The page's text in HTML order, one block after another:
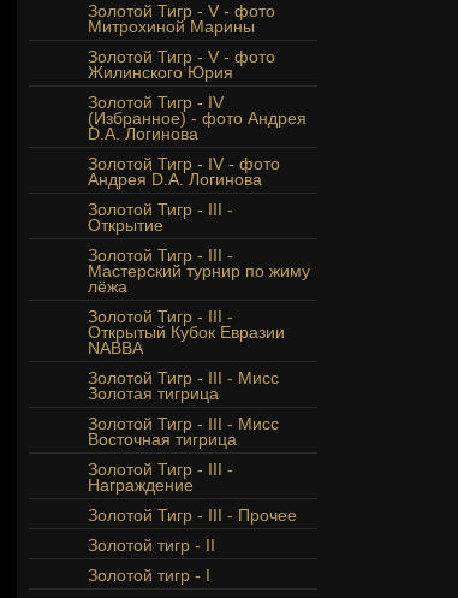
Золотой Тигр - V - фото
Митрохиной Марины
Золотой Тигр - V - фото
Жилинского Юрия
Золотой Тигр - IV
(Избранное) - фото Андрея
D.A. Логинова
Золотой Тигр - IV - фото
Андрея D.A. Логинова
Золотой Тигр - III -
Открытие
Золотой Тигр - III -
Мастерский турнир по жиму
лёжа
Золотой Тигр - III -
Открытый Кубок Евразии
NABBA
Золотой Тигр - III - Мисс
Золотая тигрица
Золотой Тигр - III - Мисс
Восточная тигрица
Золотой Тигр - III -
Награждение
Золотой Тигр - III - Прочее
Золотой тигр - II
Золотой тигр - I